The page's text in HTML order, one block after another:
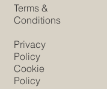
Terms &
Conditions
Privacy
Policy
Cookie
Policy